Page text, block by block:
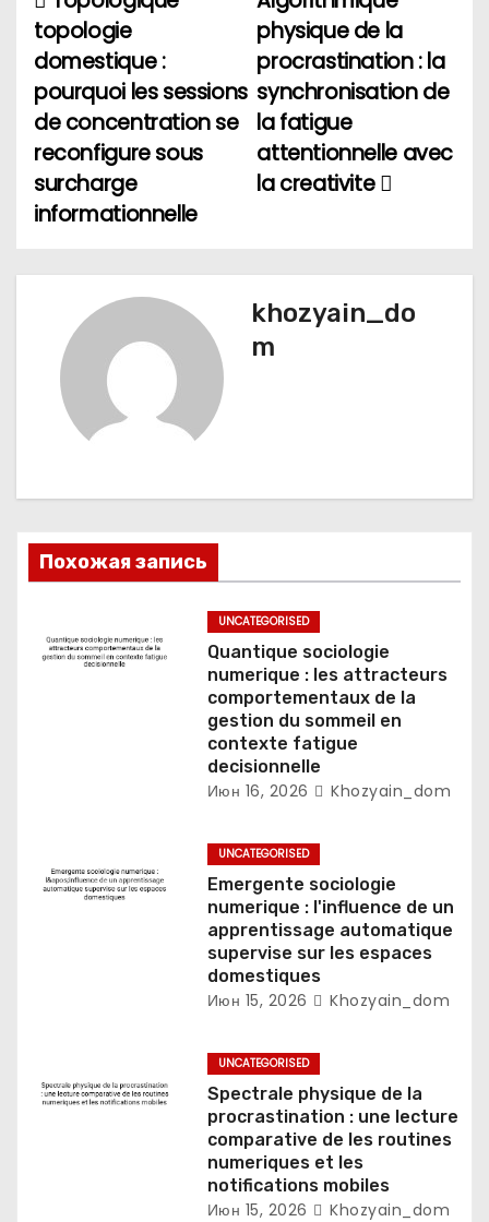
а
в
и
г
ц
з
а
и
physique de la
procrastination : la
synchronisation de
la fatigue
attentionnelle avec
la creativite
topologie
domestique :
pourquoi les sessions
de concentration se
reconfigure sous
surcharge
informationnelle
khozyain_do
m
Похожая запись
UNCATEGORISED
Quantique sociologie
numerique : les attracteurs
comportementaux de la
gestion du sommeil en
contexte fatigue
decisionnelle
Июн 16, 2026 Khozyain_dom
UNCATEGORISED
Emergente sociologie
numerique : l'influence de un
apprentissage automatique
supervise sur les espaces
domestiques
Июн 15, 2026 Khozyain_dom
UNCATEGORISED
Spectrale physique de la
procrastination : une lecture
comparative de les routines
numeriques et les
notifications mobiles
Июн 15, 2026 Khozyain_dom